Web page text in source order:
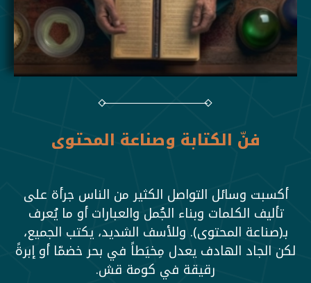
فنّ الكتابة وصناعة المحتوى
أكسبت وسائل التواصل الكثير من الناس جرأة على
تأليف الكلمات وبناء الجُمل والعبارات أو ما يُعرف
بـ(صناعة المحتوى). وللأسف الشديد، يكتب الجميع،
لكن الجاد الهادف يعدل مِخيَطاً في بحر خضمّا أو إبرةً
رقيقة في كومة قش.